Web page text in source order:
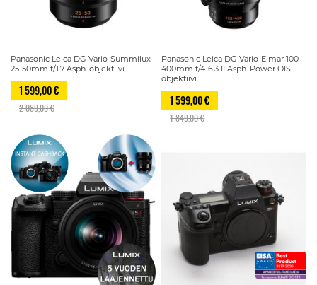
Panasonic Leica DG Vario-Summilux
25-50mm f/1.7 Asph. objektiivi
1 599,00 €
2 089,00 €
Panasonic Leica DG Vario-Elmar 100-
400mm f/4-6.3 II Asph. Power OIS -
objektiivi
1 599,00 €
1 849,00 €